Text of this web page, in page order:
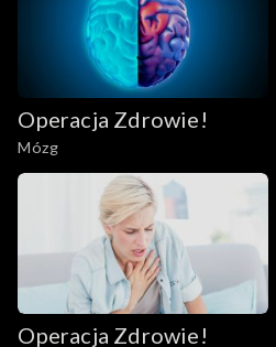
Operacja Zdrowie!
Mózg
Operacja Zdrowie!